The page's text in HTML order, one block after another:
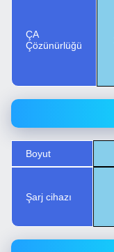
ÇA
Çözünürlüğü
Boyut
Şarj cihazı